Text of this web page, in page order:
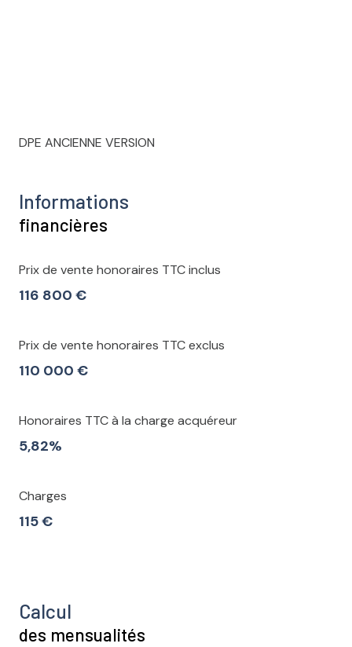
DPE ANCIENNE VERSION
Informations
financières
Prix de vente honoraires TTC inclus
116 800 €
Prix de vente honoraires TTC exclus
110 000 €
Honoraires TTC à la charge acquéreur
5,82%
Charges
115 €
Calcul
des mensualités